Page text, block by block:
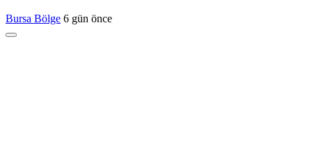
Bursa Bölge 6 gün önce